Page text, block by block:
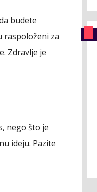
budete
raspoloženi za
Zdravlje je
nego što je
ideju. Pazite